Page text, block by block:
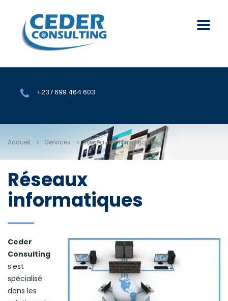
+237 699 464 603
Accueil Services Réseaux informatiques
Réseaux
informatiques
Ceder
Consulting
s’est
spécialisé
dans les